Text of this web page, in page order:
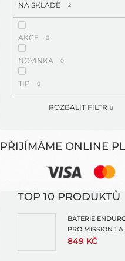
NA SKLADĚ 2
AKCE 0
NOVINKA 0
TIP 0
ROZBALIT FILTR
PŘIJÍMÁME ONLINE
TOP 10 PRODUKTŮ
BATERIE
PRO MISSION 1 A
HERO13 + 1X
849 KČ